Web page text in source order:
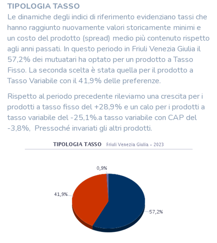
TIPOLOGIA TASSO
Le dinamiche degli indici di riferimento evidenziano tassi che
hanno raggiunto nuovamente valori storicamente minimi e
un costo del prodotto (spread) medio più contenuto rispetto
agli anni passati. In questo periodo in Friuli Venezia Giulia il
57,2% dei mutuatari ha optato per un prodotto a Tasso
Fisso. La seconda scelta è stata quella per il prodotto a
Tasso Variabile con il 41,9% delle preferenze.
Rispetto al periodo precedente rileviamo una crescita per i
prodotti a tasso fisso del +28,9% e un calo per i prodotti a
tasso variabile del -25,1%.a tasso variabile con CAP del
-3,8%, Pressoché invariati gli altri prodotti.